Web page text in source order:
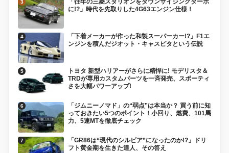
「往年の三菱スタリオンをダウンサイジングターボ
に!?」時代を先取りした4G63エンジン仕様！
「下着メーカーが作った和製スーパーカー!?」F1エ
ンジンを積んだジオット・キャスピタという伝説
トヨタ 新型ハリアーがさらに精悍に! モデリスタ＆
TRDが専用カスタムパーツを一斉発売、スポーティ
さを大幅パワーアップ!
「ジムニーノマド」の“弱点”は本当か？ 買う前に知
っておきたい5つのポイント！小回り、燃費、101馬
力、5速MTを徹底チェック
「GR86は“現代のシルビア”になったのか!?」ドリ
フト黄金期を生きた達人、その答え